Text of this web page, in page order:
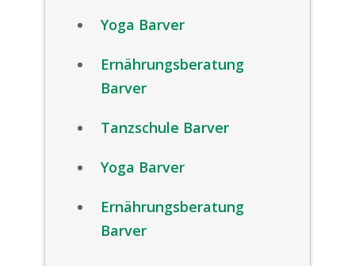
Yoga Barver
Ernährungsberatung
Barver
Tanzschule Barver
Yoga Barver
Ernährungsberatung
Barver